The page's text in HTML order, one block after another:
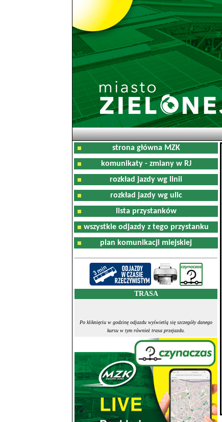
strona główna MZK
komunikaty - zmiany w RJ
rozkład jazdy wg linii
rozkład jazdy wg ulic
lista przystanków
wszystkie odjazdy z tego przystanku
plan komunikacji miejskiej
TRASA
Po kliknięciu w godzinę odjazdu wyświetlą się szczegóły danego
kursu w tym również trasa przejazdu.